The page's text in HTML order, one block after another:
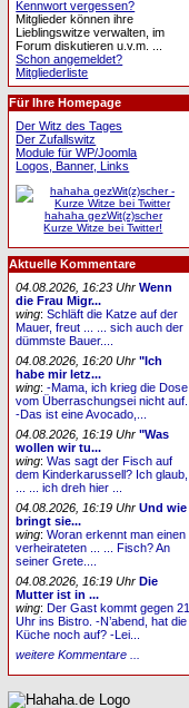
Kennwort vergessen?
Mitglieder können ihre
Lieblingswitze verwalten, im
Forum diskutieren u.v.m. ...
Schon angemeldet?
Mitgliederliste
Für Ihre Homepage
Der Witz des Tages
Der Zufallswitz
Module für WP/Joomla
Logos, Banner, Links
hahaha gezWit(z)scher
Kurze Witze bei Twitter!
Aktuelle Kommentare
04.08.2026, 16:23 Uhr Wenn
die Frau Migr...
wing:Schläft die Katze auf der
Mauer, freut ... ... sich auch der
dümmste Bauer....
04.08.2026, 16:20 Uhr "Ich
habe mir letz...
wing:-Mama, ich krieg die Dose
vom Überraschungsei nicht auf.
-Das ist eine Avocado,...
04.08.2026, 16:19 Uhr "Was
wollen wir tu...
wing:Was sagt der Fisch auf
dem Kinderkarussell? Ich glaub,
... ... ich dreh hier ...
04.08.2026, 16:19 Uhr Und wie
bringt sie...
wing:Woran erkennt man einen
verheirateten ... ... Fisch? An
seiner Grete....
04.08.2026, 16:19 Uhr Die
Mutter ist in ...
wing:Der Gast kommt gegen 21
Uhr ins Bistro. -N’abend, hat die
Küche noch auf? -Lei...
weitere Kommentare ...